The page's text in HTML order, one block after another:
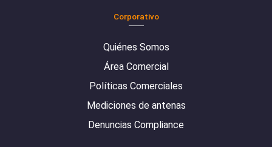
Corporativo
Quiénes Somos
Área Comercial
Políticas Comerciales
Mediciones de antenas
Denuncias Compliance